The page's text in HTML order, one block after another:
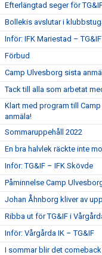
Efterlängtad seger för
Bollekis avslutar i
Inför: IFK Mariestad – TG&IF
Förbud
Camp Ulvesborg sista
Tack till alla som arbetat
Klart med program till
anmäla!
Sommaruppehåll 2022
En bra halvlek räckte inte
Inför: TG&IF – IFK Skövde
Påminnelse Camp
Johan Åhnborg kliver av
Ribba ut för TG&IF i
Inför: Vårgårda IK – TG&IF
I sommar blir det